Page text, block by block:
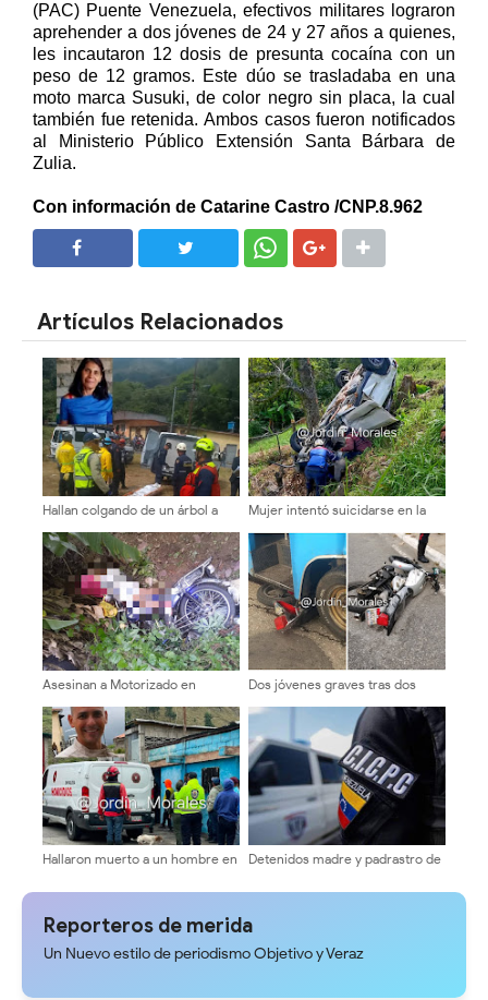
(PAC) Puente Venezuela, efectivos militares lograron
aprehender a dos jóvenes de 24 y 27 años a quienes,
les incautaron 12 dosis de presunta cocaína con un
peso de 12 gramos. Este dúo se trasladaba en una
moto marca Susuki, de color negro sin placa, la cual
también fue retenida. Ambos casos fueron notificados
al Ministerio Público Extensión Santa Bárbara de
Zulia.
Con información de Catarine Castro /CNP.8.962
Artículos Relacionados
Hallan colgando de un árbol a
desaparecida
Mujer intentó suicidarse en la
Asesinan a Motorizado en
Dos jóvenes graves tras dos
Hallaron muerto a un hombre en
Detenidos madre y padrastro de
Obispo Ramos de Loras
Reporteros de merida
Un Nuevo estilo de periodismo Objetivo y Veraz